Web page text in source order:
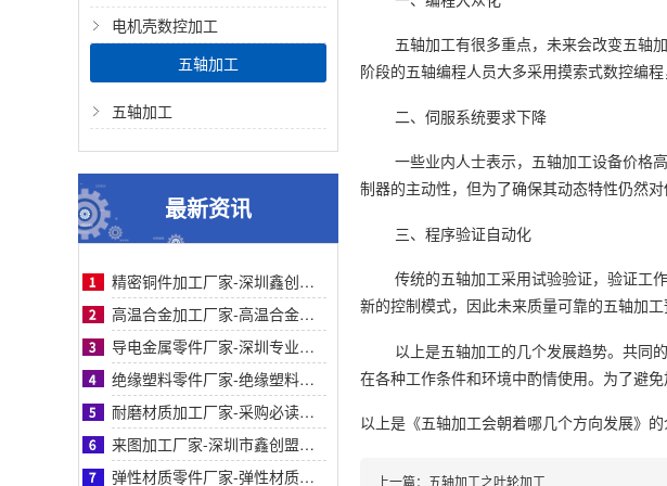
电机壳数控加工
五轴加工
五轴加工
最新资讯
精密铜件加工厂家-深圳鑫创盟精密铜件加工：高精度、快交期、定制化优选方案的首选商家
高温合金加工厂家-高温合金加工采购指南：鑫创盟精密工艺对比与客户案例信任背书详解篇
导电金属零件厂家-深圳专业导电金属零件厂家鑫创盟：采购必读，品质与成本平衡之道
绝缘塑料零件厂家-绝缘塑料零件厂家采购指南：鑫创盟精密定制品质可靠降本增效首选方案
耐磨材质加工厂家-采购必读：耐磨材质加工厂家如何选？鑫创盟高耐磨低成本方案权威解析
来图加工厂家-深圳市鑫创盟机电技术有限公司来图加工厂家专业定制服务精准高效值得信赖
弹性材质零件厂家-弹性材质零件采购参考：深圳鑫创盟工艺、服务与客户案例对比详解指南
五轴加工有很多重点，未来会改变五轴
阶段的五轴编程人员大多采用摸索式数控编
二、伺服系统要求下降
一些业内人士表示，五轴加工设备价格
制器的主动性，但为了确保其动态特性仍然
三、程序验证自动化
传统的五轴加工采用试验验证，验证工
新的控制模式，因此未来质量可靠的五轴加
以上是五轴加工的几个发展趋势。共同
在各种工作条件和环境中酌情使用。为了避
以上是 《五轴加工会朝着哪几个方向发展》
上一篇： 五轴加工之叶轮加工